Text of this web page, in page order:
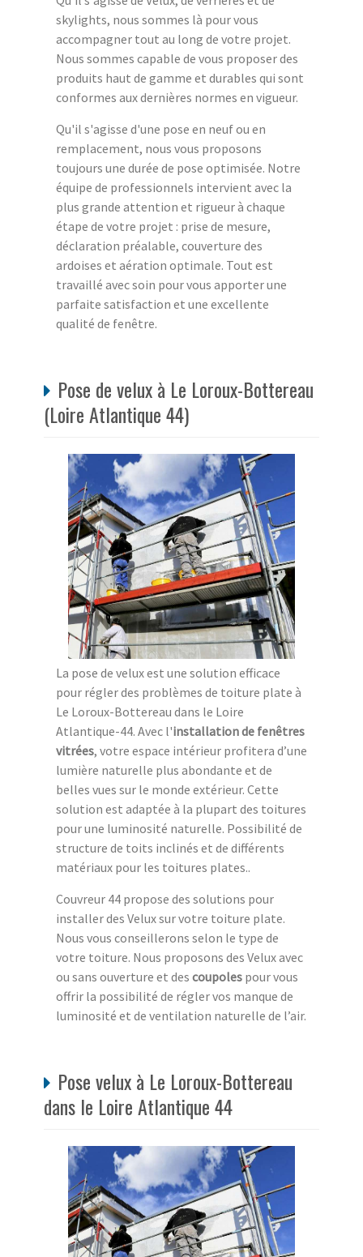
skylights, nous sommes là pour vous
accompagner tout au long de votre projet.
Nous sommes capable de vous proposer des
produits haut de gamme et durables qui sont
conformes aux dernières normes en vigueur.
Qu'il s'agisse d'une pose en neuf ou en
remplacement, nous vous proposons
toujours une durée de pose optimisée. Notre
équipe de professionnels intervient avec la
plus grande attention et rigueur à chaque
étape de votre projet : prise de mesure,
déclaration préalable, couverture des
ardoises et aération optimale. Tout est
travaillé avec soin pour vous apporter une
parfaite satisfaction et une excellente
qualité de fenêtre.
Pose de velux à Le Loroux-Bottereau
(Loire Atlantique 44)
La pose de velux est une solution efficace
pour régler des problèmes de toiture plate à
Le Loroux-Bottereau dans le Loire
Atlantique-44. Avec l'installation de fenêtres
vitrées, votre espace intérieur profitera d’une
lumière naturelle plus abondante et de
belles vues sur le monde extérieur. Cette
solution est adaptée à la plupart des toitures
pour une luminosité naturelle. Possibilité de
structure de toits inclinés et de différents
matériaux pour les toitures plates..
Couvreur 44 propose des solutions pour
installer des Velux sur votre toiture plate.
Nous vous conseillerons selon le type de
votre toiture. Nous proposons des Velux avec
ou sans ouverture et des coupoles pour vous
offrir la possibilité de régler vos manque de
luminosité et de ventilation naturelle de l’air.
Pose velux à Le Loroux-Bottereau
dans le Loire Atlantique 44